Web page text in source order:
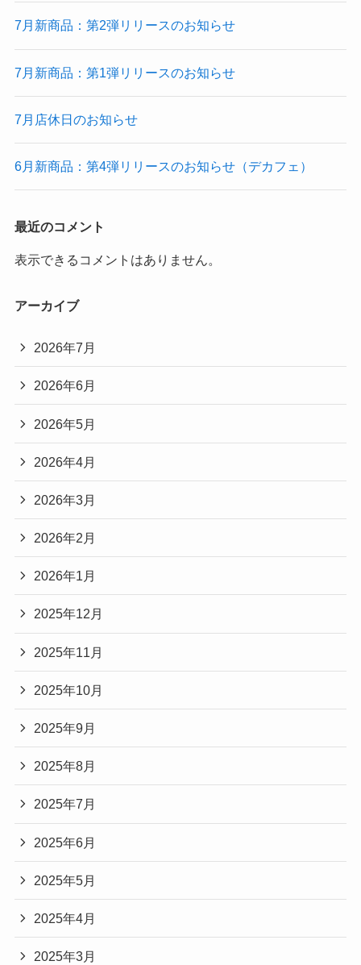
7月新商品：第2弾リリースのお知らせ
7月新商品：第1弾リリースのお知らせ
7月店休日のお知らせ
6月新商品：第4弾リリースのお知らせ（デカフェ）
最近のコメント
表示できるコメントはありません。
アーカイブ
2026年7月
2026年6月
2026年5月
2026年4月
2026年3月
2026年2月
2026年1月
2025年12月
2025年11月
2025年10月
2025年9月
2025年8月
2025年7月
2025年6月
2025年5月
2025年4月
2025年3月